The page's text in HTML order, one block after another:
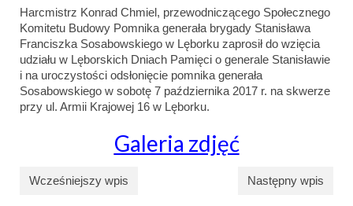
Harcmistrz Konrad Chmiel, przewodniczącego Społecznego
Komitetu Budowy Pomnika generała brygady Stanisława
Franciszka Sosabowskiego w Lęborku zaprosił do wzięcia
udziału w Lęborskich Dniach Pamięci o generale Stanisławie
i na uroczystości odsłonięcie pomnika generała
Sosabowskiego w sobotę 7 października 2017 r. na skwerze
przy ul. Armii Krajowej 16 w Lęborku.
Galeria zdjęć
Wcześniejszy wpis Następny wpis